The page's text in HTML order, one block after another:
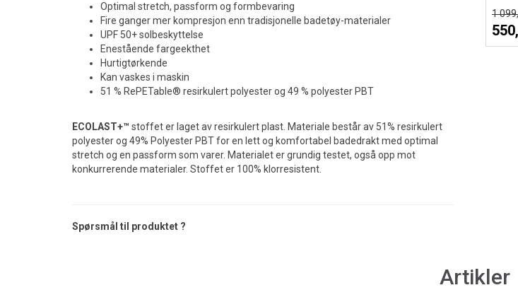
Optimal stretch, passform og formbevaring
Fire ganger mer kompresjon enn tradisjonelle badetøy-materialer
UPF 50+ solbeskyttelse
Enestående fargeekthet
Hurtigtørkende
Kan vaskes i maskin
51 % RePETable® resirkulert polyester og 49 % polyester PBT
ECOLAST+™ stoffet er laget av resirkulert plast. Materiale består av 51% resirkulert
polyester og 49% Polyester PBT for en lett og komfortabel badedrakt med optimal
stretch og en passform som varer. Materialet er grundig testet, også opp mot
konkurrerende materialer. Stoffet er 100% klorresistent.
Spørsmål til produktet ?
1
Artikler